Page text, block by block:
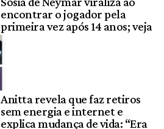
encontrar o jogador pela
primeira vez após 14 anos; veja
Anitta revela que faz retiros
sem energia e internet e
explica mudança de vida: “Era